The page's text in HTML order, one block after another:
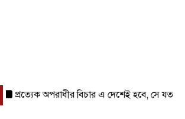
প্রত্যেক অপরাধীর বিচার এ দেশেই হবে, সে যত